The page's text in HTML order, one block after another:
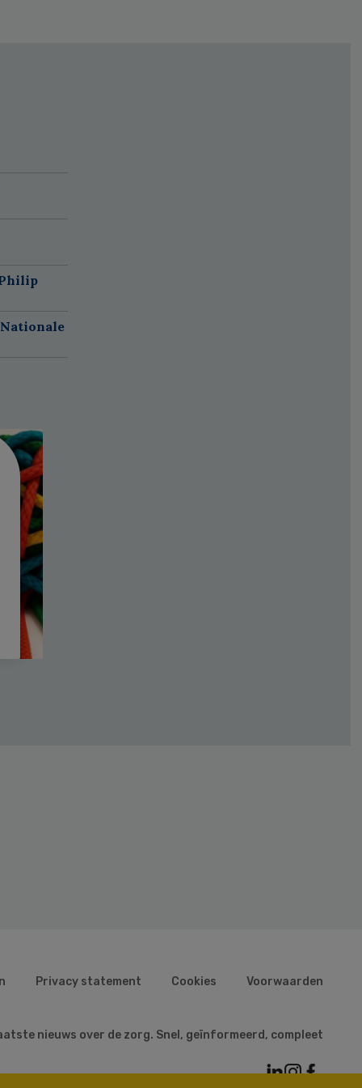
Privacy statement Cookies Voorwaarden
nieuws over de zorg. Snel, geïnformeerd, compleet